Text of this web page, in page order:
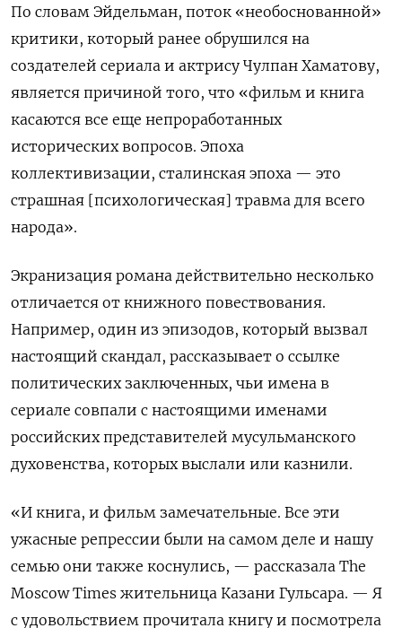
По словам Эйдельман, поток «необоснованной»
критики, который ранее обрушился на
создателей сериала и актрису Чулпан Хаматову,
является причиной того, что «фильм и книга
касаются все еще непроработанных
исторических вопросов. Эпоха
коллективизации, сталинская эпоха — это
страшная [психологическая] травма для всего
народа».
Экранизация романа действительно несколько
отличается от книжного повествования.
Например, один из эпизодов, который вызвал
настоящий скандал, рассказывает о ссылке
политических заключенных, чьи имена в
сериале совпали с настоящими именами
российских представителей мусульманского
духовенства, которых выслали или казнили.
«И книга, и фильм замечательные. Все эти
ужасные репрессии были на самом деле и нашу
семью они также коснулись, — рассказала The
Moscow Times жительница Казани Гульсара. — Я
с удовольствием прочитала книгу и посмотрела